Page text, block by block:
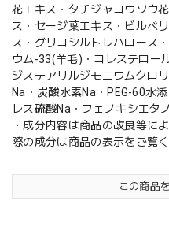
花エキス・タチジャコウソウ
ス・セージ葉エキス・ビルベ
ス・グリコシルトレハロース
ウム-33(羊毛)・コレステロー
ジステアリルジモニウムクロ
Na・炭酸水素Na・PEG-60水
レス硫酸Na・フェノキシエタ
・成分内容は商品の改良等に
際の成分は商品の表示をご覧く
この商品